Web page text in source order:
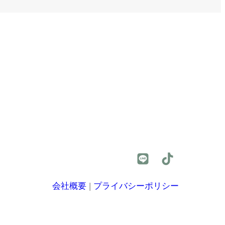
会社概要 | プライバシーポリシー